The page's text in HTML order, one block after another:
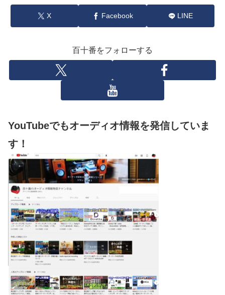
X Facebook LINE
百十番をフォローする
YouTubeでもオーディオ情報を発信していま
す！